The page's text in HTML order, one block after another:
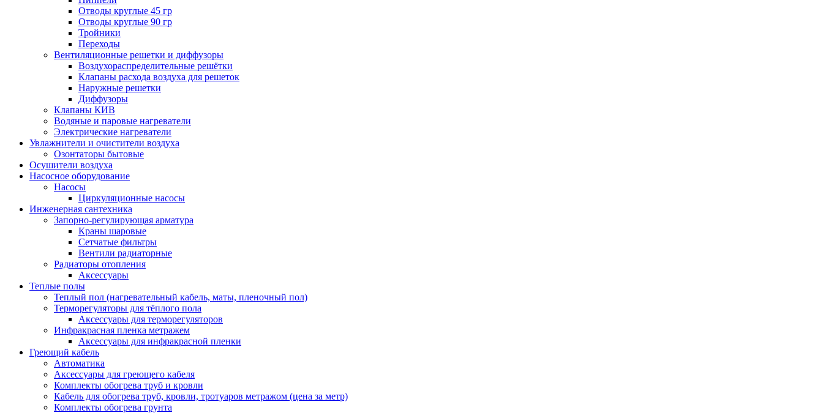
Отводы круглые 45 гр
Отводы круглые 90 гр
Тройники
Переходы
Вентиляционные решетки и диффузоры
Воздухораспределительные решётки
Клапаны расхода воздуха для решеток
Наружные решетки
Диффузоры
Клапаны КИВ
Водяные и паровые нагреватели
Электрические нагреватели
Увлажнители и очистители воздуха
Озонтаторы бытовые
Осушители воздуха
Насосное оборудование
Насосы
Циркуляционные насосы
Инженерная сантехника
Запорно-регулирующая арматура
Краны шаровые
Сетчатые фильтры
Вентили радиаторные
Радиаторы отопления
Аксессуары
Теплые полы
Теплый пол (нагревательный кабель, маты, пленочный пол)
Терморегуляторы для тёплого пола
Аксессуары для терморегуляторов
Инфракрасная пленка метражем
Аксессуары для инфракрасной пленки
Греющий кабель
Автоматика
Аксессуары для греющего кабеля
Комплекты обогрева труб и кровли
Кабель для обогрева труб, кровли, тротуаров метражом (цена за метр)
Комплекты обогрева грунта